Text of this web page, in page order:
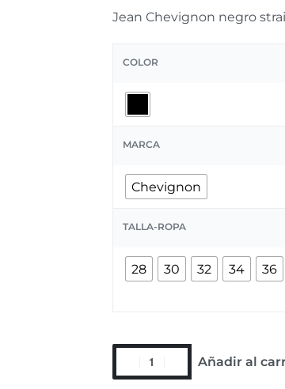
Jean Chevignon negro
COLOR
MARCA
Chevignon
TALLA-ROPA
28 30 32 34 36
Añadir al